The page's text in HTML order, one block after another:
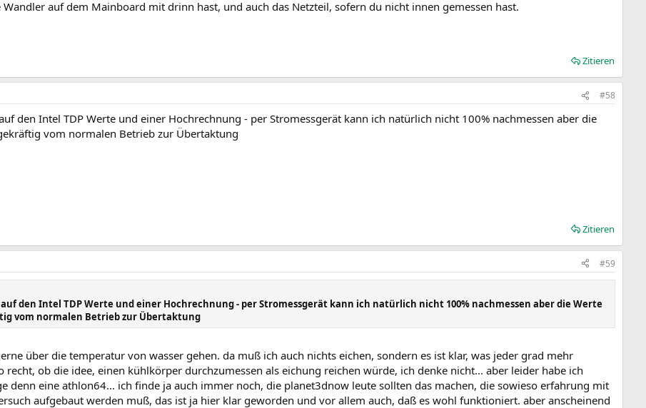
auf dem Mainboard mit drinn hast, und auch das Netzteil, sofern du nicht innen gemessen hast.
Zitieren
#58
den Intel TDP Werte und einer Hochrechnung - per Stromessgerät kann ich natürlich nicht 100% nachmessen aber die
vom normalen Betrieb zur Übertaktung
Zitieren
#59
den Intel TDP Werte und einer Hochrechnung - per Stromessgerät kann ich natürlich nicht 100% nachmessen aber die Werte
vom normalen Betrieb zur Übertaktung
über die temperatur von wasser gehen. da muß ich auch nichts eichen, sondern es ist klar, was jeder grad mehr
recht, ob die idee, einen kühlkörper durchzumessen als eichung reichen würde, ich denke nicht... aber leider habe ich
denn eine athlon64... ich finde ja auch immer noch, die planet3dnow leute sollten das machen, die sowieso erfahrung mit
aufgebaut werden muß, das ist ja hier klar geworden und vor allem auch, daß es wohl funktioniert. aber anscheinend